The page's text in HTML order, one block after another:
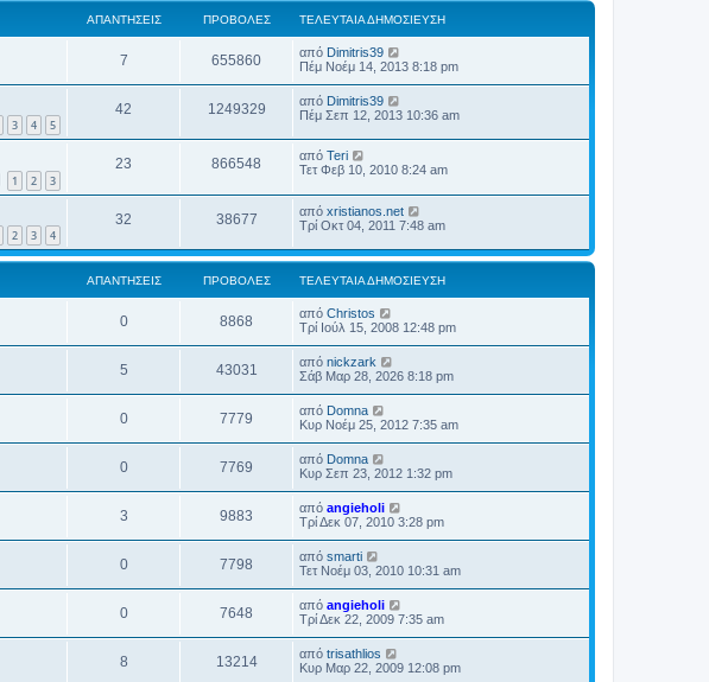
ΑΠΑΝΤΉΣΕΙΣ ΠΡΟΒΟΛΈΣ ΤΕΛΕΥΤΑΊΑ ΔΗΜΟΣΊΕΥΣΗ
7 655860 από Dimitris39
Πέμ Νοέμ 14, 2013 8:18 pm
3 4 5
42 1249329 από Dimitris39
Πέμ Σεπ 12, 2013 10:36 am
1 2 3
23 866548 από Teri
Τετ Φεβ 10, 2010 8:24 am
2 3 4
32 38677 από xristianos.net
Τρί Οκτ 04, 2011 7:48 am
ΑΠΑΝΤΉΣΕΙΣ ΠΡΟΒΟΛΈΣ ΤΕΛΕΥΤΑΊΑ ΔΗΜΟΣΊΕΥΣΗ
0 8868 από Christos
Τρί Ιούλ 15, 2008 12:48 pm
5 43031 από nickzark
Σάβ Μαρ 28, 2026 8:18 pm
0 7779 από Domna
Κυρ Νοέμ 25, 2012 7:35 am
0 7769 από Domna
Κυρ Σεπ 23, 2012 1:32 pm
3 9883 από angieholi
Τρί Δεκ 07, 2010 3:28 pm
0 7798 από smarti
Τετ Νοέμ 03, 2010 10:31 am
0 7648 από angieholi
Τρί Δεκ 22, 2009 7:35 am
8 13214 από trisathlios
Κυρ Μαρ 22, 2009 12:08 pm